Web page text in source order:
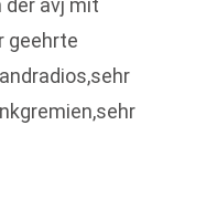
der avj mit
geehrte